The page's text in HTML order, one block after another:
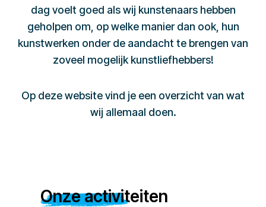
dag voelt goed als wij kunstenaars hebben
geholpen om, op welke manier dan ook, hun
kunstwerken onder de aandacht te brengen van
zoveel mogelijk kunstliefhebbers!
Op deze website vind je een overzicht van wat
wij allemaal doen.
Onze activiteiten